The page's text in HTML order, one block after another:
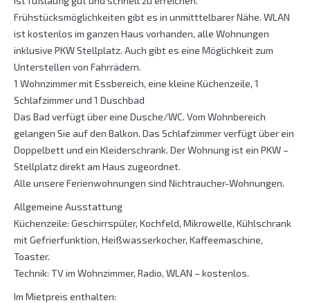
Frühstücksmöglichkeiten gibt es in unmitttelbarer Nähe. WLAN
ist kostenlos im ganzen Haus vorhanden, alle Wohnungen
inklusive PKW Stellplatz. Auch gibt es eine Möglichkeit zum
Unterstellen von Fahrrädern.
1 Wohnzimmer mit Essbereich, eine kleine Küchenzeile, 1
Schlafzimmer und 1 Duschbad
Das Bad verfügt über eine Dusche/WC. Vom Wohnbereich
gelangen Sie auf den Balkon. Das Schlafzimmer verfügt über ein
Doppelbett und ein Kleiderschrank. Der Wohnung ist ein PKW –
Stellplatz direkt am Haus zugeordnet.
Alle unsere Ferienwohnungen sind Nichtraucher-Wohnungen.
Allgemeine Ausstattung
Küchenzeile: Geschirrspüler, Kochfeld, Mikrowelle, Kühlschrank
mit Gefrierfunktion, Heißwasserkocher, Kaffeemaschine,
Toaster.
Technik: TV im Wohnzimmer, Radio, WLAN – kostenlos.
Im Mietpreis enthalten: